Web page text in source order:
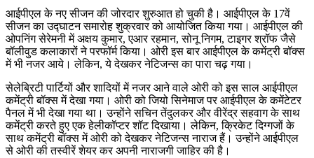
आईपीएल के नए सीजन की जोरदार शुरुआत हो चुकी है। आईपीएल के 17वें
सीजन का उद्घाटन समारोह शुक्रवार को आयोजित किया गया। आईपीएल की
ओपनिंग सेरेमनी में अक्षय कुमार, एआर रहमान, सोनू निगम, टाइगर श्रॉफ जैसे
बॉलीवुड कलाकारों ने परफॉर्म किया। ओरी इस बार आईपीएल के कमेंट्री बॉक्स
में भी नजर आये। लेकिन, ये देखकर नेटिजन्स का पारा चढ़ गया।
सेलेब्रिटी पार्टियों और शादियों में नजर आने वाले ओरी को इस साल आईपीएल
कमेंट्री बॉक्स में देखा गया। ओरी को जियो सिनेमाज पर आईपीएल के कमेंटेटर
पैनल में भी देखा गया था। उन्होंने सचिन तेंदुलकर और वीरेंद्र सहवाग के साथ
कमेंट्री करते हुए एक हेलीकॉप्टर शॉट दिखाया। लेकिन, क्रिकेट दिग्गजों के
साथ कमेंट्री बॉक्स में ओरी को देखकर नेटिजन्स नाराज हैं। उन्होंने आईपीएल
से ओरी की तस्वीरें शेयर कर अपनी नाराजगी जाहिर की है।